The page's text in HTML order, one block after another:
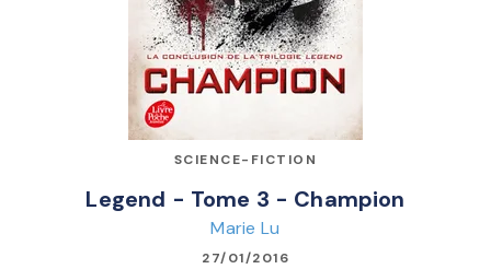
SCIENCE-FICTION
Legend - Tome 3 - Champion
Marie Lu
27/01/2016